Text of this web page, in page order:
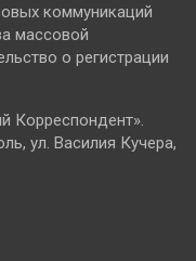
коммуникаций
массовой
о регистрации
Корреспондент».
ул. Василия Кучера,